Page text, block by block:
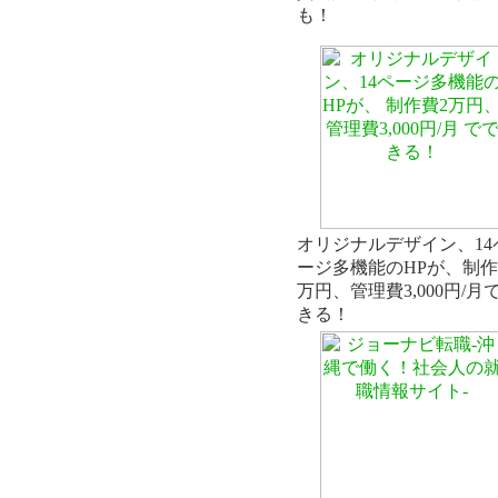
も！
オリジナルデザイン、14
ージ多機能のHPが、制
万円、管理費3,000円/月
きる！